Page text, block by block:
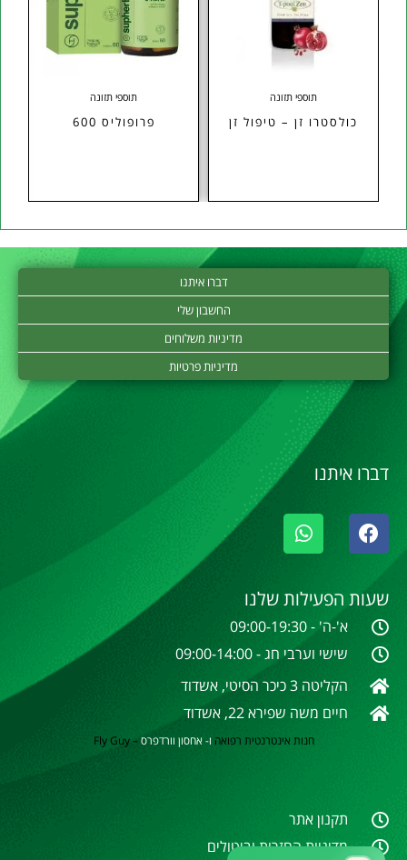
תוספי תזונה
כולסטרו זן – טיפול זן
תוספי תזונה
פרופוליס 600
דברו איתנו
החשבון שלי
מדיניות משלוחים
מדיניות פרטיות
דברו איתנו
שעות הפעילות שלנו
א'-ה' - 09:00-19:30
שישי וערבי חג - 09:00-14:00
הקליטה 3 כיכר הסיטי, אשדוד
חיים משה שפירא 22, אשדוד
חנות אינטרנטית רפואה ו- אחסון וורדפרס–
Fly Guy
תקנון אתר
מדיניות החזרות וביטולים